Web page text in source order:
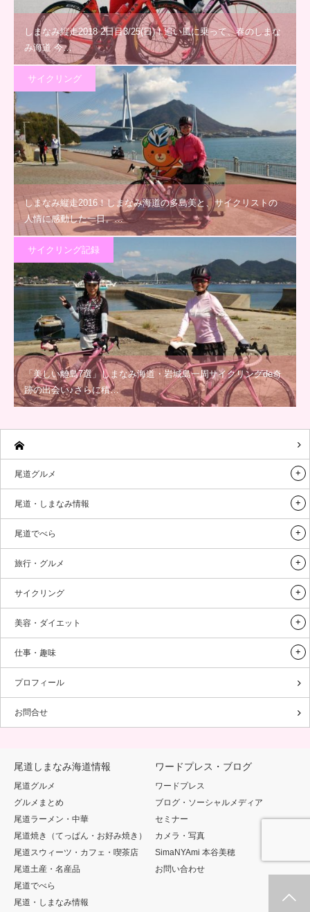
しまなみ縦走2018 2日目3/25(日)！追い風に乗って、春のしまな
み海道 今…
サイクリング
しまなみ縦走2016！しまなみ海道の多島美と、サイクリストの
人情に感動した一日。…
サイクリング記録
「美しい離島7選」しまなみ海道・岩城島一周サイクリングde奇
跡の出会い♪さらに積…
尾道グルメ
尾道・しまなみ情報
尾道でべら
旅行・グルメ
サイクリング
美容・ダイエット
仕事・趣味
プロフィール
お問合せ
尾道しまなみ海道情報
尾道グルメ
グルメまとめ
尾道ラーメン・中華
尾道焼き（てっぱん・お好み焼き）
尾道スウィーツ・カフェ・喫茶店
尾道土産・名産品
尾道でべら
尾道・しまなみ情報
ワードプレス・ブログ
ワードプレス
ブログ・ソーシャルメディア
セミナー
カメラ・写真
SimaNYAmi 本谷美穂
お問い合わせ
ホーム お問合せ